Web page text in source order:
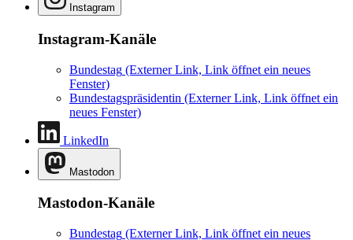
Instagram
Instagram-Kanäle
Bundestag (Externer Link, Link öffnet ein neues
Fenster)
Bundestagspräsidentin (Externer Link, Link öffnet ein
neues Fenster)
LinkedIn
Mastodon
Mastodon-Kanäle
Bundestag (Externer Link, Link öffnet ein neues